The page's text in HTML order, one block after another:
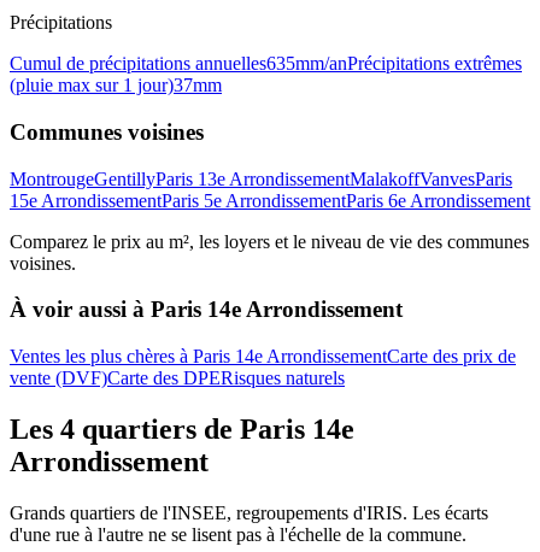
Précipitations
Cumul de précipitations annuelles635mm/anPrécipitations extrêmes
(pluie max sur 1 jour)37mm
Communes voisines
MontrougeGentillyParis 13e ArrondissementMalakoffVanvesParis
15e ArrondissementParis 5e ArrondissementParis 6e Arrondissement
Comparez le prix au m², les loyers et le niveau de vie des communes
voisines.
À voir aussi à Paris 14e Arrondissement
Ventes les plus chères à Paris 14e ArrondissementCarte des prix de
vente (DVF)Carte des DPERisques naturels
Les 4 quartiers de Paris 14e
Arrondissement
Grands quartiers de l'INSEE, regroupements d'IRIS. Les écarts
d'une rue à l'autre ne se lisent pas à l'échelle de la commune.